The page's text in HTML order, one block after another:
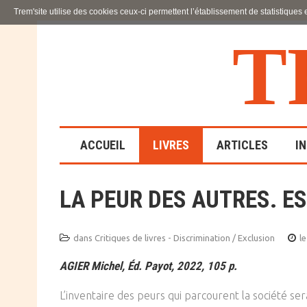
T
ACCUEIL LIVRES
LA FAMILLE
ÉDUCATIVE
SCIENCES HUMAINES
ARTICLES
LA PEUR DES AUTRES.
dans Critiques de livres - Discrimination / Exclusion
AGIER Michel, Éd. Payot, 2022, 105 p.
L’inventaire des peurs qui parcourent la société
Trem'site utilise des cookies ceux-ci permettent l’établissement de statistiques